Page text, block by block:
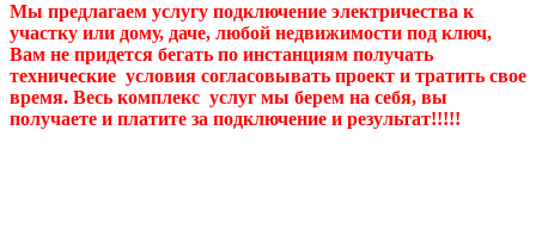
Мы предлагаем услугу подключение электричества к
участку или дому, даче, любой недвижимости под ключ,
Вам не придется бегать по инстанциям получать
технические условия согласовывать проект и тратить свое
время. Весь комплекс услуг мы берем на себя, вы
получаете и платите за подключение и результат!!!!!